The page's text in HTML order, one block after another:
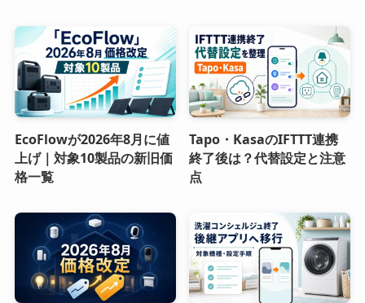
EcoFlowが2026年8月に値
上げ｜対象10製品の新旧価
格一覧
Tapo・KasaのIFTTT連携
終了後は？代替設定と注意
点